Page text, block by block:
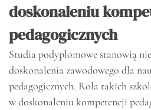
doskonaleniu
pedagogicznych
Studia podyplomowe stanowią
doskonalenia zawodowego dla
pedagogicznych. Rola takich
w doskonaleniu kompetencji